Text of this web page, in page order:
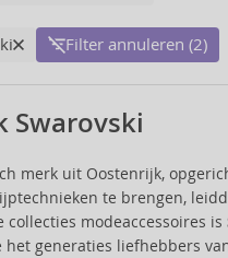
Filter annuleren (2)
Swarovski
merk uit Oostenrijk,
te brengen,
modeaccessoires is
het generaties liefhebbers